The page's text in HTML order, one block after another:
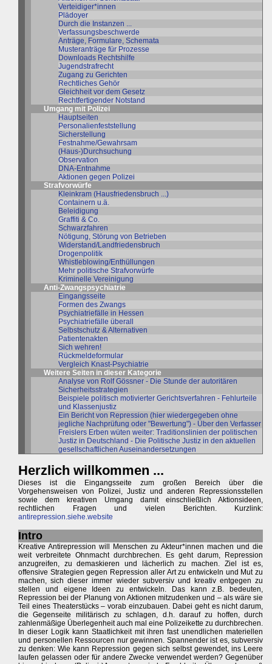
Verteidiger*innen
Plädoyer
Durch die Instanzen ...
Verfassungsbeschwerde
Anträge, Formulare, Schemata
Musteranträge für Prozesse
Downloads Rechtshilfe
Jugendstrafrecht
Zugang zu Gerichten
Rechtliches Gehör
Gleichheit vor dem Gesetz
Rechtfertigender Notstand
Umgang mit Polizei
Hauptseiten
Personalienfeststellung
Sicherstellung
Festnahme/Gewahrsam
(Haus-)Durchsuchung
Observation
DNA-Entnahme
Aktionen gegen Polizei
Strafvorwürfe
Kleinkram (Hausfriedensbruch ...)
Containern u.ä.
Beleidigung
Graffiti & Co.
Schwarzfahren
Nötigung, Störung von Betrieben
Widerstand/Landfriedensbruch
Drogenpolitik
Whistleblowing/Enthüllungen
Mehr politische Strafvorwürfe
Kriminelle Vereinigung
Anti-Zwangspsychiatrie
Eingangsseite
Formen des Zwangs
Psychiatriefälle in Hessen
Psychiatriefälle überall
Selbstschutz & Alternativen
Patientenakten
Sich wehren!
Rückmeldeformular
Vergleich Knast-Psychiatrie
Weitere Seiten in dieser Kategorie
Analyse von Rolf Gössner - Die Stunde der autoritären
Sicherheitsstrategien
Beispiele politisch motivierter Gerichtsverfahren - Fehlurteile
und Klassenjustiz
Ein Bericht von Repression (hier wiedergegeben ohne
jegliche Nachprüfung oder "Bewertung") - Über den Verfasser
Freislers Erben wüten weiter: Traditionslinien der politischen
Justiz in Deutschland - Die Politische Justiz in den aktuellen
gesellschaftlichen Auseinandersetzungen
Herzlich willkommen ...
Dieses ist die Eingangsseite zum großen Bereich über die
Vorgehensweisen von Polizei, Justiz und anderen Repressionsstellen
sowie dem kreativen Umgang damit einschließlich Aktionsideen,
rechtlichen Fragen und vielen Berichten. Kurzlink:
antirepression.siehe.website
Intro
Kreative Antirepression will Menschen zu Akteur*innen machen und die
weit verbreitete Ohnmacht durchbrechen. Es geht darum, Repression
anzugreifen, zu demaskieren und lächerlich zu machen. Ziel ist es,
offensive Strategien gegen Repression aller Art zu entwickeln und Mut zu
machen, sich dieser immer wieder subversiv und kreativ entgegen zu
stellen und eigene Ideen zu entwickeln. Das kann z.B. bedeuten,
Repression bei der Planung von Aktionen mitzudenken und – als wäre sie
Teil eines Theaterstücks – vorab einzubauen. Dabei geht es nicht darum,
die Gegenseite militärisch zu schlagen, d.h. darauf zu hoffen, durch
zahlenmäßige Überlegenheit auch mal eine Polizeikette zu durchbrechen.
In dieser Logik kann Staatlichkeit mit ihren fast unendlichen materiellen
und personellen Ressourcen nur gewinnen. Spannender ist es, subversiv
zu denken: Wie kann Repression gegen sich selbst gewendet, ins Leere
laufen gelassen oder für andere Zwecke verwendet werden? Gegenüber